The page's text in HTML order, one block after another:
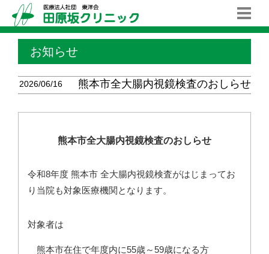
お知らせ
2026/06/16 熊本市全大腸内視鏡検査のおしらせ
熊本市全大腸内視鏡検査のおしらせ
令和8年度 熊本市 全大腸内視鏡検査がはじまってお
り当院も対象医療機関となります。
対象者は
熊本市在住で年度内に55歳～59歳になる方